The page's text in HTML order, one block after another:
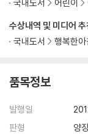
수상내역 및 미디어
국내도서
행복한
국내도서
어린이
품목정보
발행일
판형
양